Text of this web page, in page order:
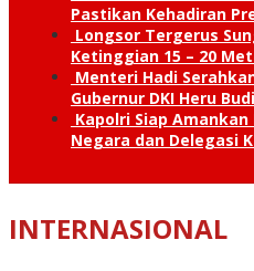
Pastikan Kehadiran
Longsor Tergerus
Ketinggian 15 – 20
Menteri Hadi
Gubernur DKI Heru Budi
Kapolri Siap
Negara dan Delegasi
INTERNASIONAL